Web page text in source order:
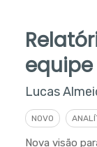
equipe
Lucas
NOVO
Nova visão